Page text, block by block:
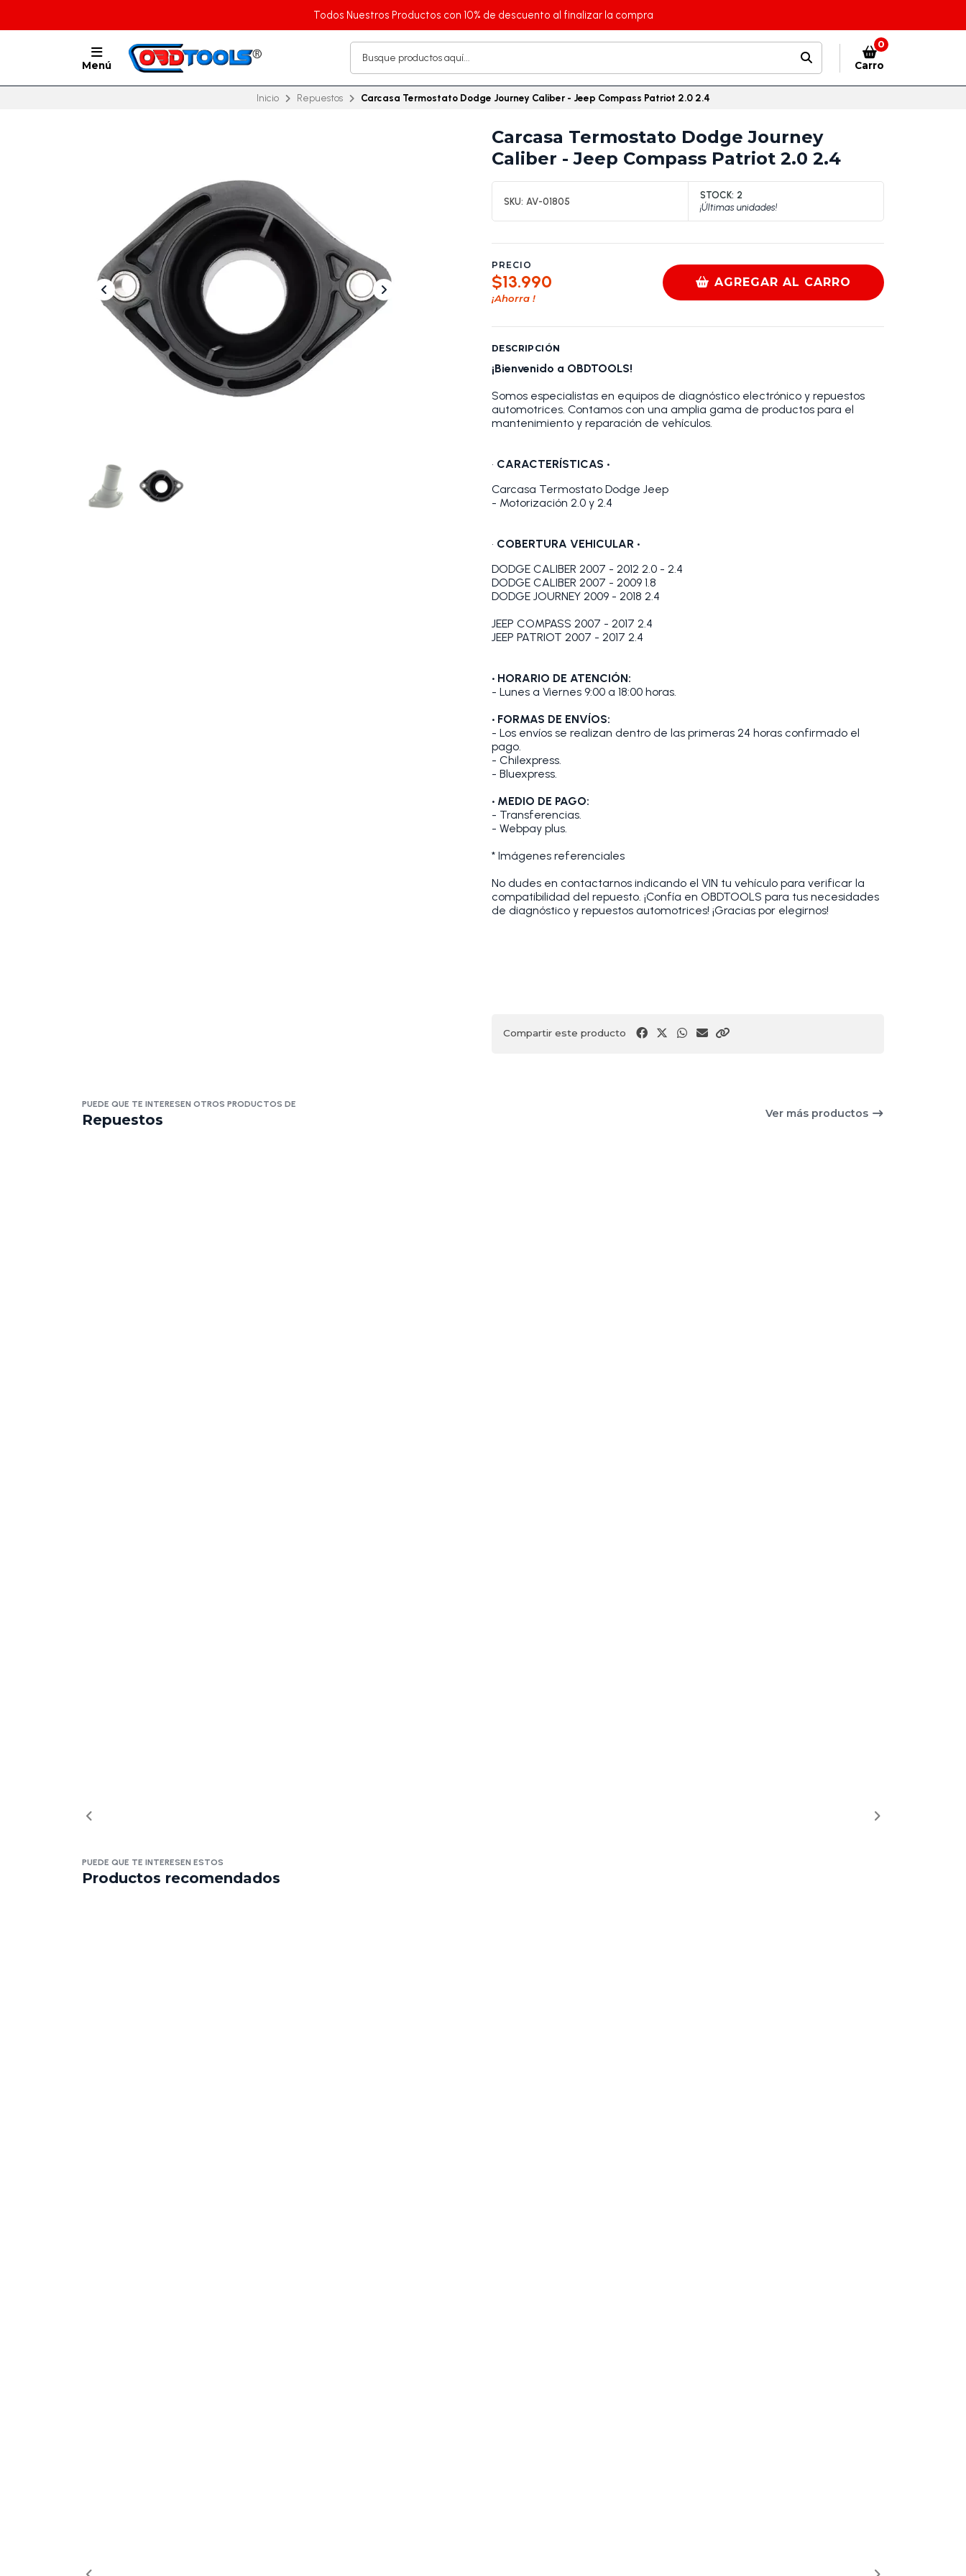
Todos Nuestros Productos con 10% de descuento al finalizar la compra
Menú
0
Carro
Inicio Repuestos Carcasa Termostato Dodge Journey Caliber - Jeep Compass Patriot 2.0 2.4
Carcasa Termostato Dodge Journey
Caliber - Jeep Compass Patriot 2.0 2.4
SKU: AV-01805
STOCK: 2
¡Últimas unidades!
PRECIO
$13.990
¡Ahorra !
AGREGAR AL CARRO
DESCRIPCIÓN
¡Bienvenido a OBDTOOLS!
Somos especialistas en equipos de diagnóstico electrónico y repuestos
automotrices. Contamos con una amplia gama de productos para el
mantenimiento y reparación de vehículos.
• CARACTERÍSTICAS •
Carcasa Termostato Dodge Jeep
- Motorización 2.0 y 2.4
• COBERTURA VEHICULAR •
DODGE CALIBER 2007 - 2012 2.0 - 2.4
DODGE CALIBER 2007 - 2009 1.8
DODGE JOURNEY 2009 - 2018 2.4
JEEP COMPASS 2007 - 2017 2.4
JEEP PATRIOT 2007 - 2017 2.4
• HORARIO DE ATENCIÓN:
- Lunes a Viernes 9:00 a 18:00 horas.
• FORMAS DE ENVÍOS:
- Los envíos se realizan dentro de las primeras 24 horas confirmado el
pago.
- Chilexpress.
- Bluexpress.
• MEDIO DE PAGO:
- Transferencias.
- Webpay plus.
* Imágenes referenciales
No dudes en contactarnos indicando el VIN tu vehículo para verificar la
compatibilidad del repuesto. ¡Confía en OBDTOOLS para tus necesidades
de diagnóstico y repuestos automotrices! ¡Gracias por elegirnos!
Compartir este producto
PUEDE QUE TE INTERESEN OTROS PRODUCTOS DE
Repuestos Ver más productos
PUEDE QUE TE INTERESEN ESTOS
Productos recomendados